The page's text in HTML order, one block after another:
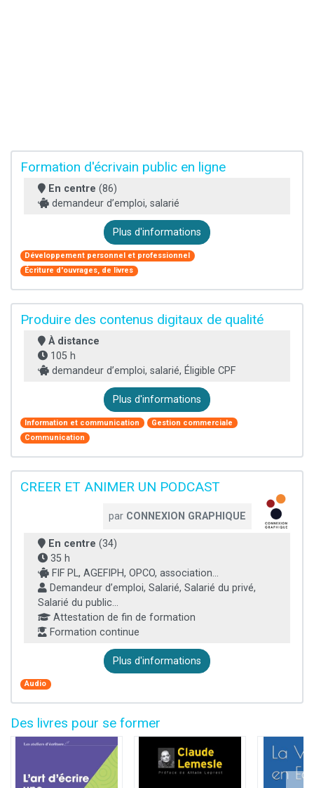
Formation d'écrivain public en ligne
En centre (86)
demandeur d’emploi, salarié
Plus d'informations
Développement personnel et professionnel
Écriture d'ouvrages, de livres
Produire des contenus digitaux de qualité
À distance
105 h
demandeur d’emploi, salarié, Éligible CPF
Plus d'informations
Information et communication
Gestion commerciale
Communication
CREER ET ANIMER UN PODCAST
par CONNEXION GRAPHIQUE
En centre (34)
35 h
FIF PL, AGEFIPH, OPCO, association...
Demandeur d’emploi, Salarié, Salarié du privé,
Salarié du public...
Attestation de fin de formation
Formation continue
Plus d'informations
Audio
Des livres pour se former